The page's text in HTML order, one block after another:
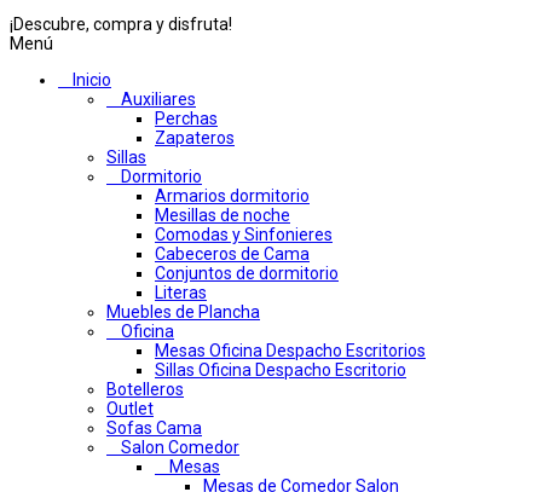
¡Descubre, compra y disfruta!
Menú
Inicio
Auxiliares
Perchas
Zapateros
Sillas
Dormitorio
Armarios dormitorio
Mesillas de noche
Comodas y Sinfonieres
Cabeceros de Cama
Conjuntos de dormitorio
Literas
Muebles de Plancha
Oficina
Mesas Oficina Despacho Escritorios
Sillas Oficina Despacho Escritorio
Botelleros
Outlet
Sofas Cama
Salon Comedor
Mesas
Mesas de Comedor Salon